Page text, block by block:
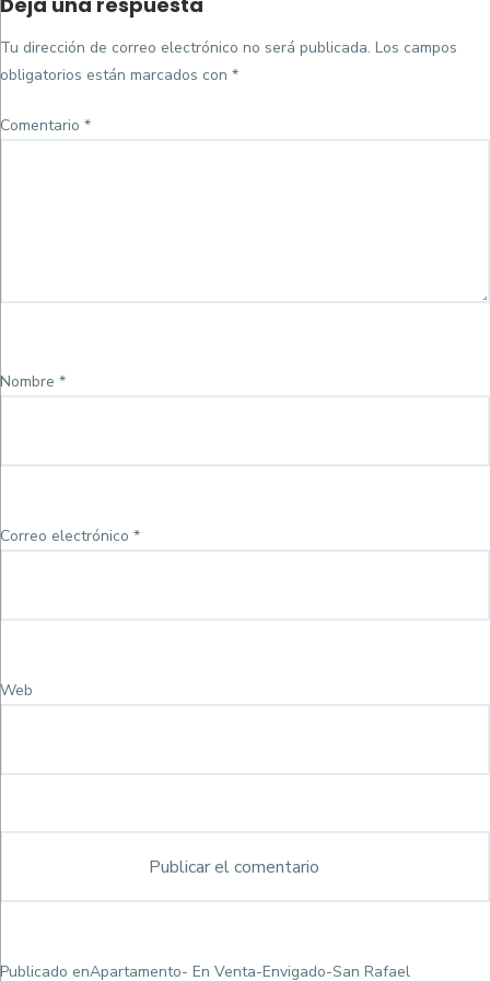
on
Tu dirección de correo electrónico no será publicada. Los campos
obligatorios están marcados con *
Comentario *
Nombre *
Correo electrónico *
Web
Navegación
Publicado enApartamento- En Venta-Envigado-San Rafael